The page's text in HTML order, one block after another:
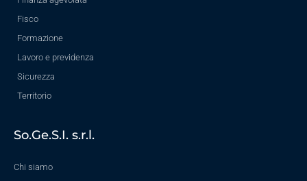
Fisco
Formazione
Lavoro e previdenza
Sicurezza
Territorio
So.Ge.S.I. s.r.l.
Chi siamo